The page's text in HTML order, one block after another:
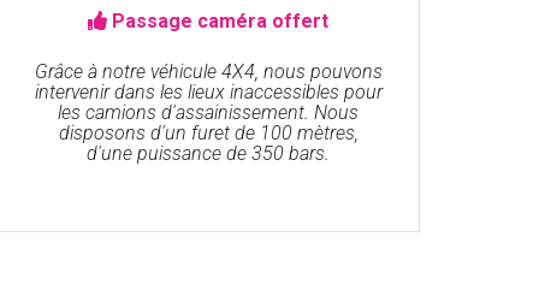
Passage caméra offert
Grâce à notre véhicule 4X4, nous pouvons
intervenir dans les lieux inaccessibles pour
les camions d'assainissement. Nous
disposons d'un furet de 100 mètres,
d'une puissance de 350 bars.